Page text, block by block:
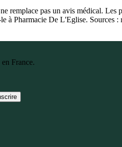
remplace pas un avis médical.
à Pharmacie De L'Eglise.
France.